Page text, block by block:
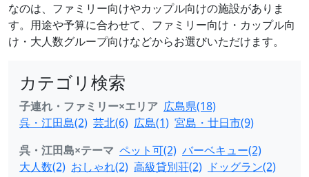
なのは、ファミリー向けやカップル向けの施設がありま
す。用途や予算に合わせて、ファミリー向け・カップル向
け・大人数グループ向けなどからお選びいただけます。
カテゴリ検索
子連れ・ファミリー×エリア 広島県(18)
呉・江田島(2) 芸北(6) 広島(1) 宮島・廿日市(9)
呉・江田島×テーマ ペット可(2) バーベキュー(2)
大人数(2) おしゃれ(2) 高級貸別荘(2) ドッグラン(2)